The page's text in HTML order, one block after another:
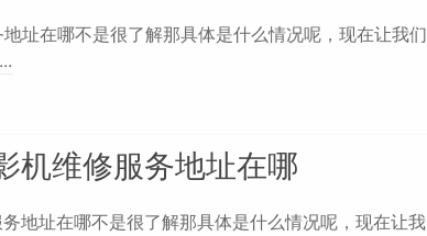
址在哪不是很了解那具体是什么情况呢，现在让我们
机维修服务地址在哪
地址在哪不是很了解那具体是什么情况呢，现在让我